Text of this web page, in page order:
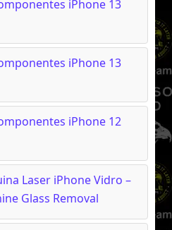
iPhone 13
iPhone 13
iPhone 12
Laser iPhone Vidro –
Glass Removal